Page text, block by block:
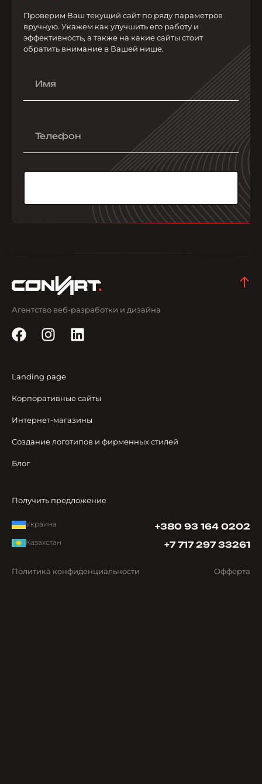
Проверим Ваш текущий сайт по ряду параметров
вручную. Укажем как улучшить его работу и
эффективность, а также на какие сайты стоит
обратить внимание в Вашей нише.
Агентство веб-разработки и дизайна
Landing page
Корпоративные сайты
Интернет-магазины
Создание логотипов и фирменных стилей
Блог
Получить предложение
Украина +380 93 164 0202
Казахстан +7 717 297 33261
Политика конфиденциальности Офферта